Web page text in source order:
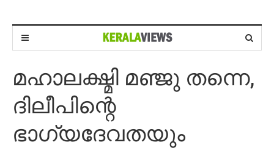
മഹാലക്ഷ്മി മഞ്ജു തന്നെ,
ദിലീപിന്റെ
ഭാഗ്യദേവതയും